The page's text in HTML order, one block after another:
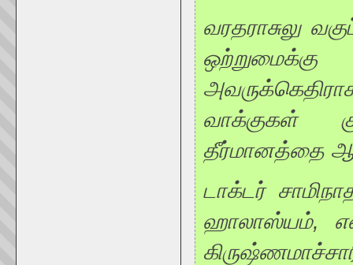
வரதராசுலு
வாக்குகள்
தீர்மானத்தை
டாக்டர்
ஹாலாஸ்யம்,